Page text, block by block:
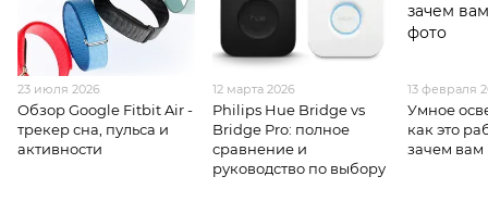
23 июля 2026
Обзор Google Fitbit Air -
трекер сна, пульса и
активности
12 марта 2026
Philips Hue Bridge vs
Bridge Pro: полное
сравнение и
руководство по выбору
13 февраля
Умное
как это
зачем